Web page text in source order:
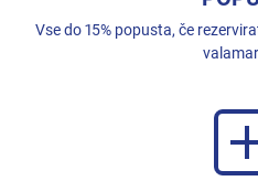
Vse do 15% popusta, če